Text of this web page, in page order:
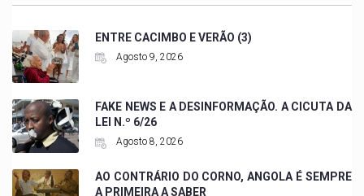
ENTRE CACIMBO E VERÃO (3)
Agosto 9, 2026
FAKE NEWS E A DESINFORMAÇÃO. A CICUTA DA
LEI N.º 6/26
Agosto 8, 2026
AO CONTRÁRIO DO CORNO, ANGOLA É SEMPRE
A PRIMEIRA A SABER